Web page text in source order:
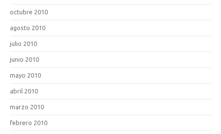
octubre 2010
agosto 2010
julio 2010
junio 2010
mayo 2010
abril 2010
marzo 2010
febrero 2010